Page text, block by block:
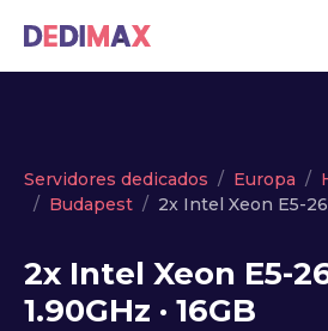
Servidores dedicados Europa
Budapest
2x Intel Xeon E5-
2x Intel Xeon E5-
1.90GHz · 16GB